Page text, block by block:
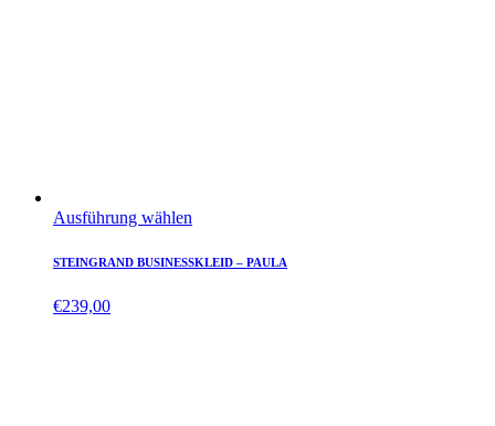
Ausführung wählen
STEINGRAND BUSINESSKLEID – PAULA
€239,00